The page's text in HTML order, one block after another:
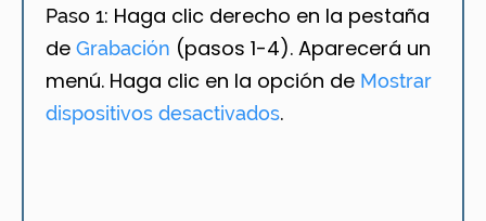
Paso 1: Haga clic derecho en la pestaña
de Grabación (pasos 1-4). Aparecerá un
menú. Haga clic en la opción de Mostrar
dispositivos desactivados.